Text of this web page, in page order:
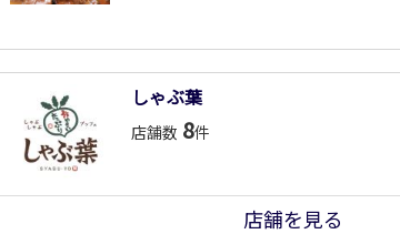
しゃぶ葉
店舗数 8件
店舗を見る